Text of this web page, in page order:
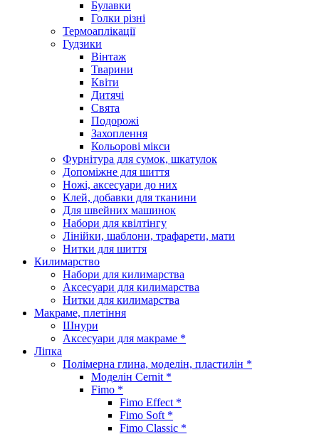
Булавки
Голки різні
Термоаплікації
Гудзики
Вінтаж
Тварини
Квіти
Дитячі
Свята
Подорожі
Захоплення
Кольорові мікси
Фурнітура для сумок, шкатулок
Допоміжне для шиття
Ножі, аксесуари до них
Клей, добавки для тканини
Для швейних машинок
Набори для квілтінгу
Лінійки, шаблони, трафарети, мати
Нитки для шиття
Килимарство
Набори для килимарства
Аксесуари для килимарства
Нитки для килимарства
Макраме, плетіння
Шнури
Аксесуари для макраме *
Ліпка
Полімерна глина, моделін, пластилін *
Моделін Cernit *
Fimo *
Fimo Effect *
Fimo Soft *
Fimo Classic *